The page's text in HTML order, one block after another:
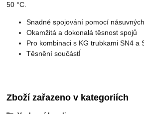
50 °C.
Snadné spojování pomocí
Okamžitá a dokonalá těsnost spojů
Pro kombinaci s KG trubkami SN4 a
Těsnění součástÍ
Zboží zařazeno v kategoriích